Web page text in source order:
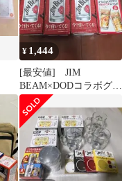
¥ 1,444
[最安値] JIM
BEAM×DODコラボグラ
ス JIM BEAM グラス